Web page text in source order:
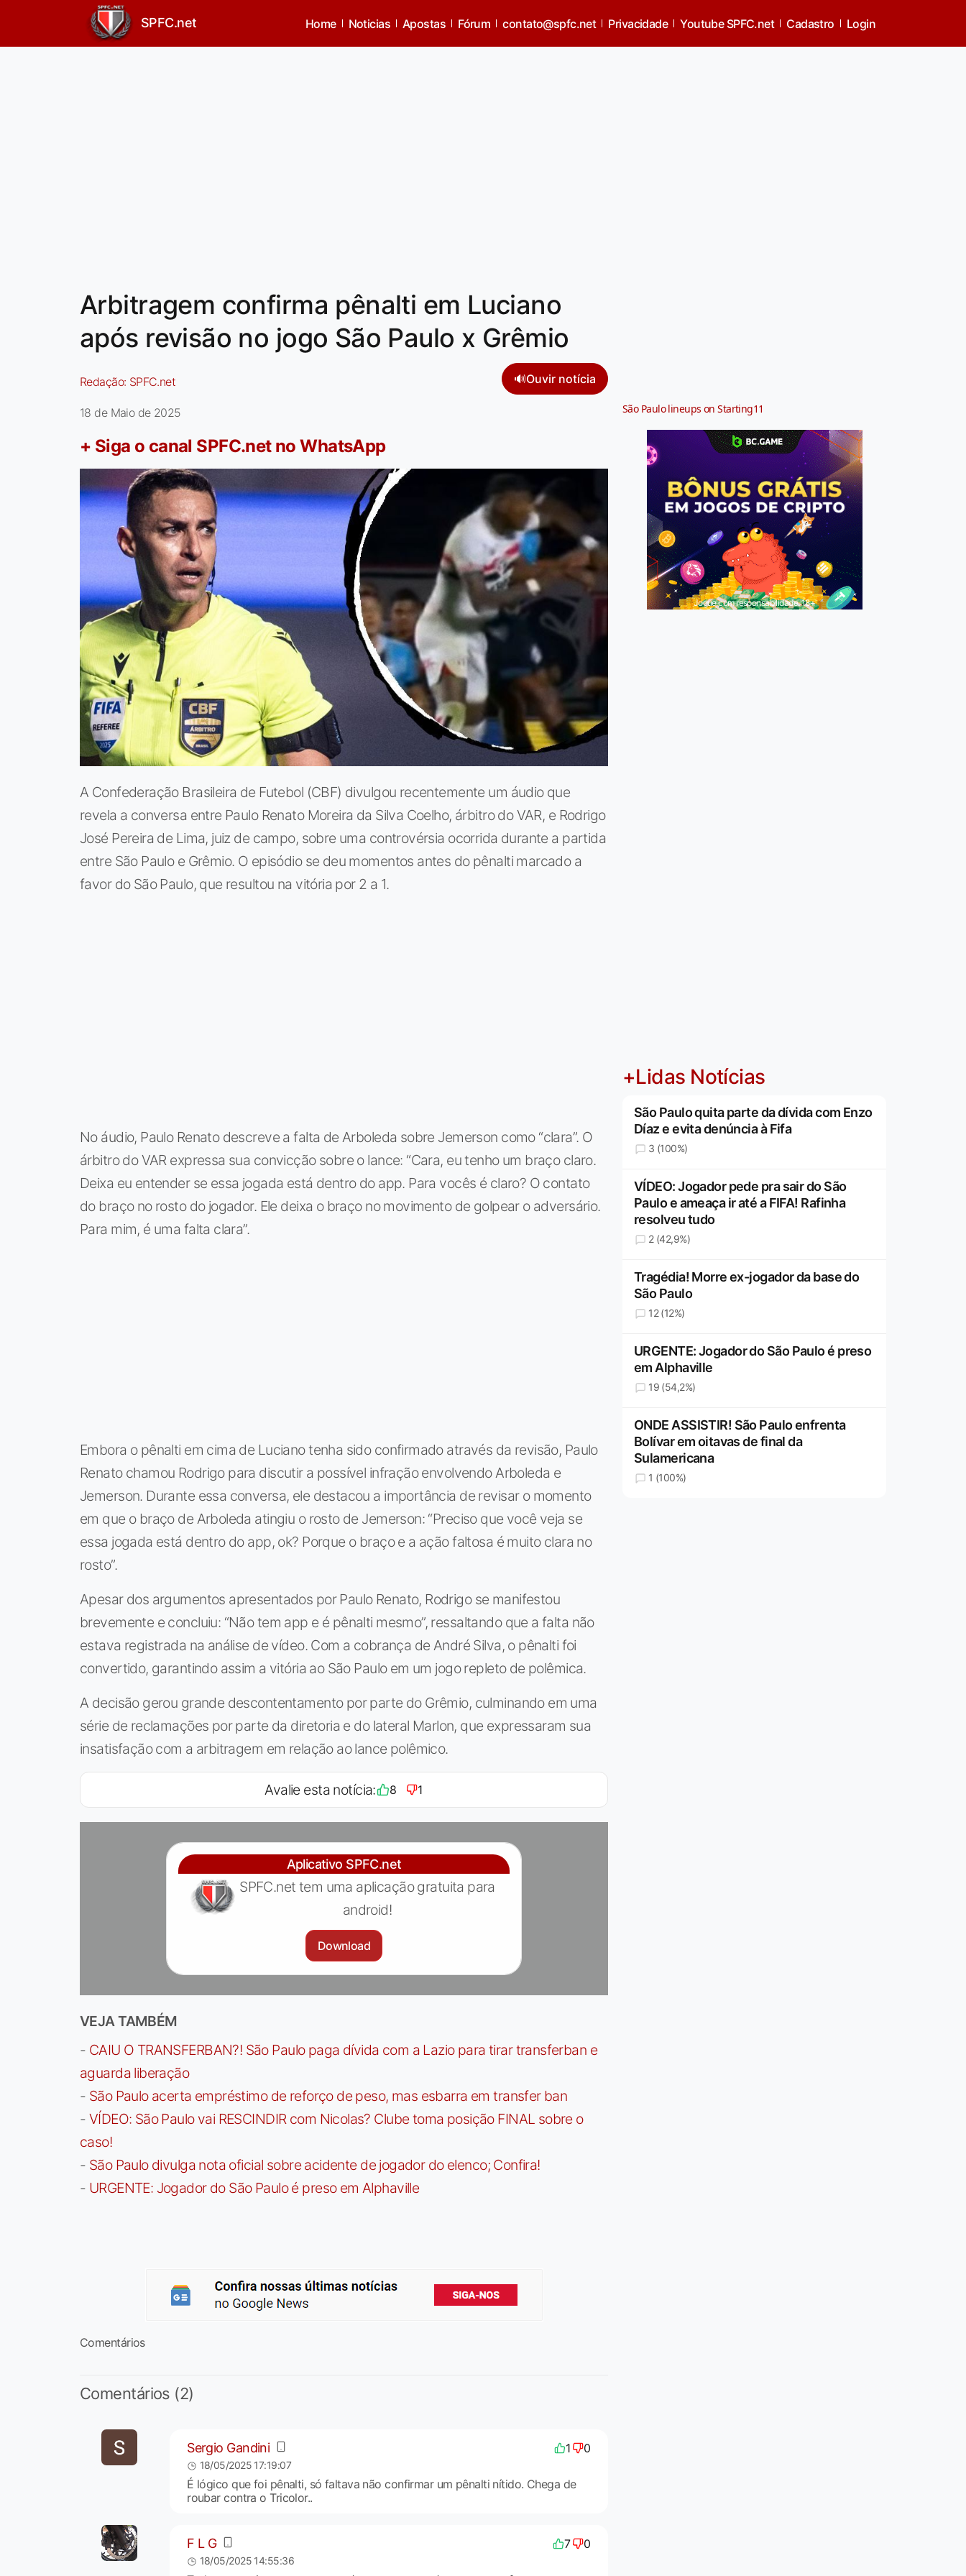
SPFC.net Home Noticias Apostas Fórum contato@spfc.net Privacidade Youtube SPFC.net Cadastro Login
Arbitragem confirma pênalti em Luciano
após revisão no jogo São Paulo x Grêmio
Redação: SPFC.net 🔊Ouvir notícia
18 de Maio de 2025
+ Siga o canal SPFC.net no WhatsApp
A Confederação Brasileira de Futebol (CBF) divulgou recentemente um áudio que
revela a conversa entre Paulo Renato Moreira da Silva Coelho, árbitro do VAR, e Rodrigo
José Pereira de Lima, juiz de campo, sobre uma controvérsia ocorrida durante a partida
entre São Paulo e Grêmio. O episódio se deu momentos antes do pênalti marcado a
favor do São Paulo, que resultou na vitória por 2 a 1.
No áudio, Paulo Renato descreve a falta de Arboleda sobre Jemerson como “clara”. O
árbitro do VAR expressa sua convicção sobre o lance: “Cara, eu tenho um braço claro.
Deixa eu entender se essa jogada está dentro do app. Para vocês é claro? O contato
do braço no rosto do jogador. Ele deixa o braço no movimento de golpear o adversário.
Para mim, é uma falta clara”.
Embora o pênalti em cima de Luciano tenha sido confirmado através da revisão, Paulo
Renato chamou Rodrigo para discutir a possível infração envolvendo Arboleda e
Jemerson. Durante essa conversa, ele destacou a importância de revisar o momento
em que o braço de Arboleda atingiu o rosto de Jemerson: “Preciso que você veja se
essa jogada está dentro do app, ok? Porque o braço e a ação faltosa é muito clara no
rosto”.
Apesar dos argumentos apresentados por Paulo Renato, Rodrigo se manifestou
brevemente e concluiu: “Não tem app e é pênalti mesmo”, ressaltando que a falta não
estava registrada na análise de vídeo. Com a cobrança de André Silva, o pênalti foi
convertido, garantindo assim a vitória ao São Paulo em um jogo repleto de polêmica.
A decisão gerou grande descontentamento por parte do Grêmio, culminando em uma
série de reclamações por parte da diretoria e do lateral Marlon, que expressaram sua
insatisfação com a arbitragem em relação ao lance polêmico.
Avalie esta notícia: 8 1
Aplicativo SPFC.net
SPFC.net tem uma aplicação gratuita para
android!
Download
VEJA TAMBÉM
- CAIU O TRANSFERBAN?! São Paulo paga dívida com a Lazio para tirar transferban e
aguarda liberação
- São Paulo acerta empréstimo de reforço de peso, mas esbarra em transfer ban
- VÍDEO: São Paulo vai RESCINDIR com Nicolas? Clube toma posição FINAL sobre o
caso!
- São Paulo divulga nota oficial sobre acidente de jogador do elenco; Confira!
- URGENTE: Jogador do São Paulo é preso em Alphaville
Comentários
Comentários (2)
Sergio Gandini 1 0
18/05/2025 17:19:07
É lógico que foi pênalti, só faltava não confirmar um pênalti nítido. Chega de
roubar contra o Tricolor..
F L G 7 0
18/05/2025 14:55:36
São Paulo lineups on Starting11
Jogue com responsabilidade. 18+
+Lidas Notícias
São Paulo quita parte da dívida com Enzo
Díaz e evita denúncia à Fifa
3 (100%)
VÍDEO: Jogador pede pra sair do São
Paulo e ameaça ir até a FIFA! Rafinha
resolveu tudo
2 (42,9%)
Tragédia! Morre ex-jogador da base do
São Paulo
12 (12%)
URGENTE: Jogador do São Paulo é preso
em Alphaville
19 (54,2%)
ONDE ASSISTIR! São Paulo enfrenta
Bolívar em oitavas de final da
Sulamericana
1 (100%)